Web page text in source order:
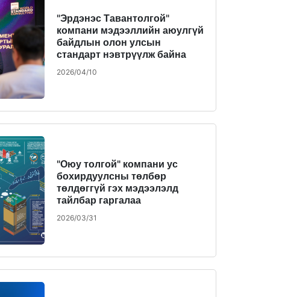
"Эрдэнэс Тавантолгой"
компани мэдээллийн аюулгүй
байдлын олон улсын
стандарт нэвтрүүлж байна
2026/04/10
"Оюу толгой" компани ус
бохирдуулсны төлбөр
төлдөггүй гэх мэдээлэлд
тайлбар гаргалаа
2026/03/31